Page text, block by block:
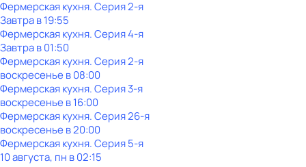
Фермерская кухня. Серия 2-я
Завтра в 19:55
Фермерская кухня. Серия 4-я
Завтра в 01:50
Фермерская кухня. Серия 2-я
воскресенье в08:00
Фермерская кухня. Серия 3-я
воскресенье в16:00
Фермерская кухня. Серия 26-я
воскресенье в20:00
Фермерская кухня. Серия 5-я
10 августа, пн в 02:15